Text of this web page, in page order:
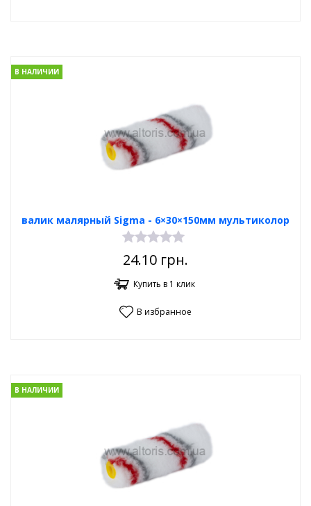
валик малярный Sigma - 6×30×150мм мультиколор
В НАЛИЧИИ
24.10 грн.
Купить в 1 клик
В избранное
В НАЛИЧИИ